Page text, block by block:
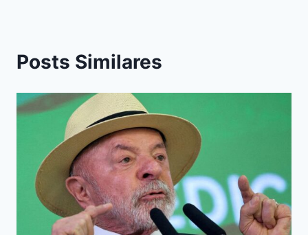
Posts Similares